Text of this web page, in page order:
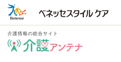
介護情報の総合サイト